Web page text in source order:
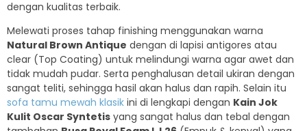
dengan kualitas terbaik.
Melewati proses tahap finishing menggunakan warna
Natural Brown Antique dengan di lapisi antigores atau
clear (Top Coating) untuk melindungi warna agar awet dan
tidak mudah pudar. Serta penghalusan detail ukiran dengan
sangat teliti, sehingga hasil akan halus dan rapih. Selain itu
sofa tamu mewah klasik ini di lengkapi dengan Kain Jok
Kulit Oscar Syntetis yang sangat halus dan tebal dengan